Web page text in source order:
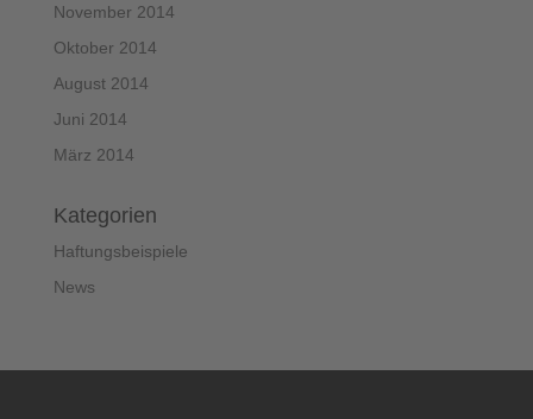
November 2014
Oktober 2014
August 2014
Juni 2014
März 2014
Kategorien
Haftungsbeispiele
News